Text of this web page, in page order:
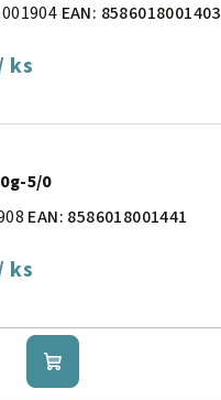
EAN: 8586018001403
ks
5/0
EAN: 8586018001441
ks
Do
košíku